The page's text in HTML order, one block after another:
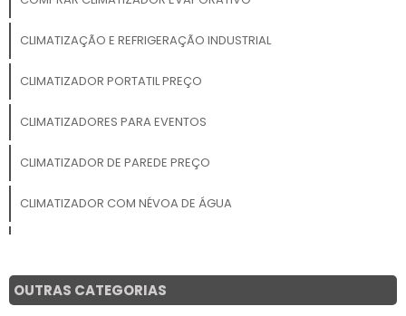
CLIMATIZAÇÃO E REFRIGERAÇÃO INDUSTRIAL
CLIMATIZADOR PORTATIL PREÇO
CLIMATIZADORES PARA EVENTOS
CLIMATIZADOR DE PAREDE PREÇO
CLIMATIZADOR COM NÉVOA DE ÁGUA
CLIMATIZADOR PORTATIL
OUTRAS CATEGORIAS